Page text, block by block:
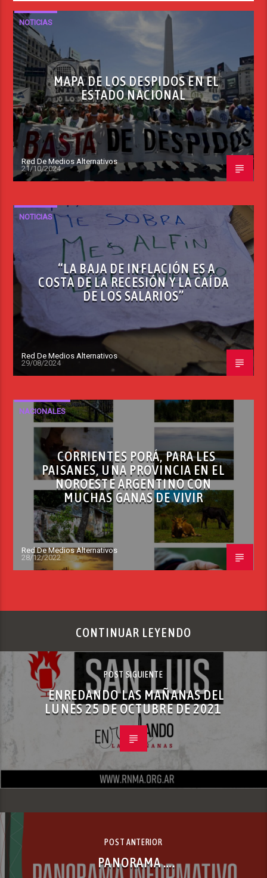
NOTICIAS
MAPA DE LOS DESPIDOS EN EL
ESTADO NACIONAL
Red De Medios Alternativos
21/10/2024
NOTICIAS
“LA BAJA DE INFLACIÓN ES A
COSTA DE LA RECESIÓN Y LA CAÍDA
DE LOS SALARIOS”
Red De Medios Alternativos
29/08/2024
NACIONALES
CORRIENTES PORÁ, PARA LES
PAISANES, UNA PROVINCIA EN EL
NOROESTE ARGENTINO CON
MUCHAS GANAS DE VIVIR
Red De Medios Alternativos
28/12/2022
CONTINUAR LEYENDO
POST SIGUIENTE
ENREDANDO LAS MAÑANAS DEL
LUNES 25 DE OCTUBRE DE 2021
POST ANTERIOR
PANORAMA ….